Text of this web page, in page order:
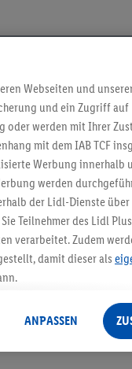
anmelden
sichern!
Webseiten und
und ein Zugriff auf
werden mit Ihrer
mit dem IAB TCF
Werbung innerhalb
werden
der Lidl-Dienste
Teilnehmer des Lidl
verarbeitet. Zudem
damit dieser als
Nutzung der Lidl-
oder Geschlecht - sowie
einschließlich dem
ANPASSEN